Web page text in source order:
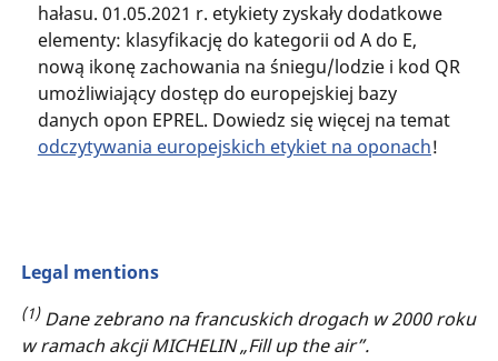
hałasu. 01.05.2021 r. etykiety zyskały dodatkowe
elementy: klasyfikację do kategorii od A do E,
nową ikonę zachowania na śniegu/lodzie i kod QR
umożliwiający dostęp do europejskiej bazy
danych opon EPREL. Dowiedz się więcej na temat
odczytywania europejskich etykiet na oponach!
Legal mentions
(1)Dane zebrano na francuskich drogach w 2000 roku
w ramach akcji MICHELIN „Fill up the air”.